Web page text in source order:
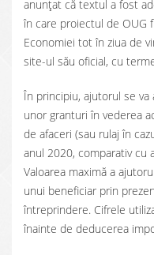
anunțat că textul a fost
în care proiectul de OUG
Economiei tot în ziua de
site-ul său oficial, cu
În principiu, ajutorul se
unor granturi în vederea
de afaceri (sau rulaj în
anul 2020, comparativ cu
Valoarea maximă a
unui beneficiar prin
întreprindere. Cifrele
înainte de deducerea